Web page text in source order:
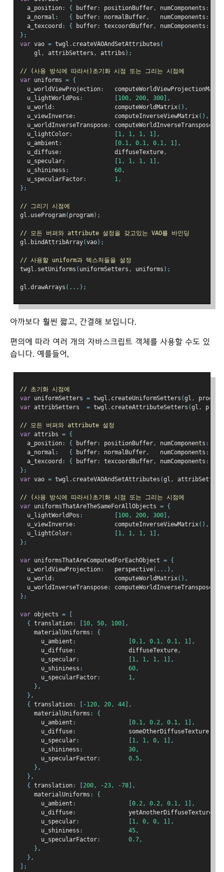
  a_position
: { buffer: positionBuffer, numComponents :
  a_normal
: { buffer: normalBuffer,
   numComponents
:
  a_texcoord
: { buffer: texcoordBuffer, numComponents :
};
var vao = twgl . createVAOAndSetAttributes (
    gl
, attribSetters , attribs );
// (사용 방식에 따라서)초기화 시점 또는 그리는 시점에
var uniforms = {
  u_worldViewProjection
:
  u_lightWorldPos
: 100, 200, 300 ],
  u_world
:
                 computeWorldMatrix
(),
  u_viewInverse
:
           computeInverseViewMatrix
(),
  u_worldInverseTranspose
:
  u_lightColor
: 1, 1, 1, 1 ],
  u_ambient
: 0.1, 0.1, 0.1, 1 ],
  u_diffuse
:
               diffuseTexture
,
  u_specular
: 1, 1, 1, 1 ],
  u_shininess
: 60,
  u_specularFactor
: 1,
};
// 그리기 시점에
gl . useProgram( program);
// 모든 버퍼와 attribute 설정을 갖고있는 VAO를 바인딩
gl . bindAttribArray(vao);
// 사용할 uniform과 텍스처들을 설정
twgl . setUniforms ( uniformSetters , uniforms );
gl .drawArrays (...);
아까보다 훨씬 짧고, 간결해 보입니다.
편의에 따라 여러 개의 자바스크립트 객체를 사용할 수도 있
습니다. 예를들어,
// 초기화 시점에
var uniformSetters = twgl . createUniformSetters (gl , program
var attribSetters = twgl . createAttributeSetters (gl ,
// 모든 버퍼와 attribute 설정
var attribs = {
  a_position
: { buffer: positionBuffer, numComponents :
  a_normal
: { buffer: normalBuffer,
   numComponents
:
  a_texcoord
: { buffer: texcoordBuffer, numComponents :
};
var vao = twgl . createVAOAndSetAttributes (gl , attribSetters
// (사용 방식에 따라서)초기화 시점 또는 그리는 시점에
var uniformsThatAreTheSameForAllObjects = {
  u_lightWorldPos
: 100, 200, 300 ],
  u_viewInverse
:
           computeInverseViewMatrix
(),
  u_lightColor
: 1, 1, 1, 1 ],
};
var uniformsThatAreComputedForEachObject = {
  u_worldViewProjection
:
   perspective
(...),
  u_world
:
                 computeWorldMatrix
(),
  u_worldInverseTranspose
:
};
var objects =
{
translation: 10, 50, 100 ],
    materialUniforms
:
{
      u_ambient
: 0.1, 0.1, 0.1, 1 ],
      u_diffuse
:
               diffuseTexture
,
      u_specular
: 1, 1, 1, 1 ],
      u_shininess
: 60,
      u_specularFactor
: 1,
},
},
{
translation: [-120, 20, 44 ],
    materialUniforms
:
{
      u_ambient
: 0.1, 0.2, 0.1, 1 ],
      u_diffuse
:
               someOtherDiffuseTexture
      u_specular
: 1, 1, 0, 1 ],
      u_shininess
: 30,
      u_specularFactor
: 0.5,
},
},
{
translation: 200, -23, -78 ],
    materialUniforms
:
{
      u_ambient
: 0.2, 0.2, 0.1, 1 ],
      u_diffuse
:
               yetAnotherDiffuseTexture
      u_specular
: 1, 0, 0, 1 ],
      u_shininess
: 45,
      u_specularFactor
: 0.7,
},
},
];